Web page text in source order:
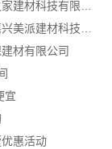
材有限公司
宜
惠活动